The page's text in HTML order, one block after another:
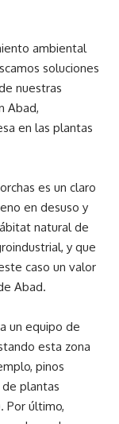
ambiental
soluciones
nuestras
Abad,
en las plantas
es un claro
en desuso y
natural de
y que
caso un valor
Abad.
un equipo de
esta zona
pinos
de plantas
Por último,